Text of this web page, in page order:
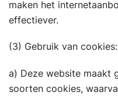
maken het
effectiever.
(3) Gebruik van cookies:
a) Deze website maakt
soorten cookies,